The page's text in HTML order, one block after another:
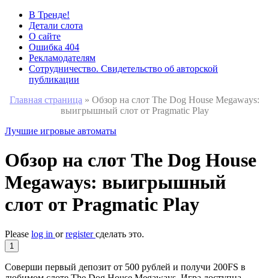
В Тренде!
Детали слота
О сайте
Ошибка 404
Рекламодателям
Сотрудничество. Свидетельство об авторской
публикации
Главная страница » Обзор на слот The Dog House Megaways:
выигрышный слот от Pragmatic Play
Лучшие игровые автоматы
Обзор на слот The Dog House
Megaways: выигрышный
слот от Pragmatic Play
Please log in orregisterсделать это.
1
Соверши первый депозит от 500 рублей и получи 200FS в